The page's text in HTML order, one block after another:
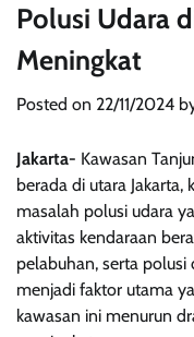
Polusi Udara
Meningkat
Posted on 22/11/2024
Jakarta- Kawasan
berada di utara
masalah polusi udara
aktivitas kendaraan
pelabuhan, serta
menjadi faktor utama
kawasan ini menurun